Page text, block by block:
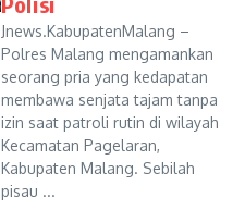
Jnews.KabupatenMalang –
Polres Malang mengamankan
seorang pria yang kedapatan
membawa senjata tajam tanpa
izin saat patroli rutin di wilayah
Kecamatan Pagelaran,
Kabupaten Malang. Sebilah
pisau ...